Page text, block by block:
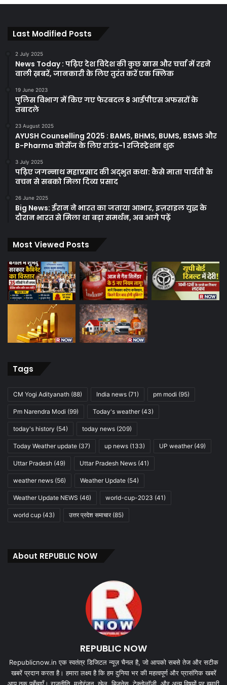
Last Modified Posts
2 July 2025
News Today : पढ़िए देश विदेश की कुछ खास और चर्चा में रहने
वाली ख़बरें, जानकारी के लिए तुरंत करें एक क्लिक
19 June 2023
पुलिस विभाग में किए गए फेरबदल 8 आईपीएस अफसरों के
तबादले
23 August 2025
AYUSH Counselling 2025 : BAMS, BHMS, BUMS, BSMS और
B-Pharma कोर्सेज के लिए राउंड-1 रजिस्ट्रेशन शुरू
3 July 2025
पढ़िए जगन्नाथ महाप्रसाद की अद्भुत कथा: कैसे माता पार्वती के
वचन से सबको मिला दिव्य प्रसाद
26 June 2025
Big News: ईरान ने भारत का जताया आभार, इज़राइल युद्ध के
दौरान भारत से मिला था बड़ा समर्थन, अब आगे पढ़ें
Most Viewed Posts
Tags
CM Yogi Adityanath (88) India news (71) pm modi (95)
Pm Narendra Modi (99) Today's weather(43)
today's history (54) today news (209)
Today Weather update (37) up news (133) UP weather(49)
Uttar Pradesh (49) Uttar Pradesh News (41)
weather news (56) Weather Update (54)
Weather Update NEWS (46) world-cup-2023 (41)
world cup (43) उत्तर प्रदेश समाचार(85)
About REPUBLIC NOW
REPUBLIC NOW
Republicnow.in एक स्वतंत्र डिजिटल न्यूज़ चैनल है, जो आपको सबसे तेज और सटीक
खबरें प्रदान करता है। हमारा लक्ष्य है कि हम दुनिया भर की महत्वपूर्ण और प्रासंगिक खबरें
आप तक पहुँचाएँ। राजनीति, मनोरंजन, खेल, बिज़नेस, टेक्नोलॉजी, और अन्य विषयों पर हमारी